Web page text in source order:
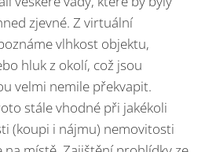
zjevné. Z virtuální
vlhkost objektu,
hluk z okolí, což jsou
velmi nemile překvapit.
stále vhodné při jakékoli
(koupi i nájmu) nemovitosti